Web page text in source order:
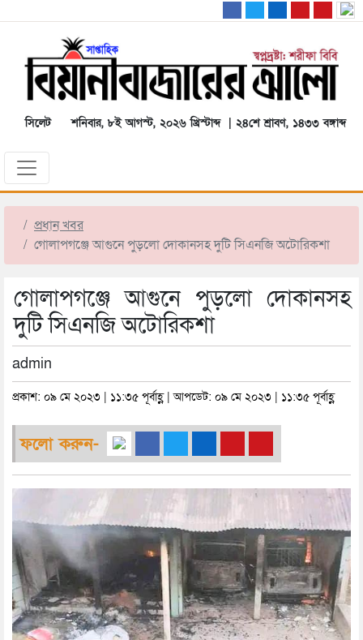
সিলেট শনিবার, ৮ই আগস্ট, ২০২৬ খ্রিস্টাব্দ | ২৪শে শ্রাবণ, ১৪৩৩ বঙ্গাব্দ
প্রধান খবর
গোলাপগঞ্জে আগুনে পুড়লো দোকানসহ দুটি সিএনজি অটোরিকশা
গোলাপগঞ্জে আগুনে পুড়লো দোকানসহ
দুটি সিএনজি অটোরিকশা
admin
প্রকাশ: ০৯ মে ২০২৩ | ১১:৩৫ পূর্বাহ্ণ | আপডেট: ০৯ মে ২০২৩ | ১১:৩৫ পূর্বাহ্ণ
ফলো করুন-